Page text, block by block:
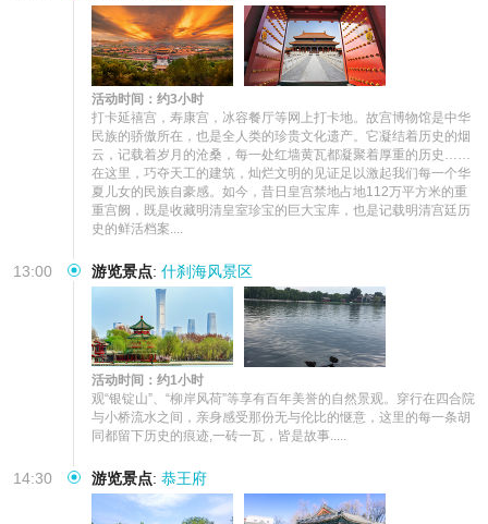
活动时间：约3小时
打卡延禧宫，寿康宫，冰容餐厅等网上打卡地。故宫博物馆是中华
民族的骄傲所在，也是全人类的珍贵文化遗产。它凝结着历史的烟
云，记载着岁月的沧桑，每一处红墙黄瓦都凝聚着厚重的历史……
在这里，巧夺天工的建筑，灿烂文明的见证足以激起我们每一个华
夏儿女的民族自豪感。如今，昔日皇宫禁地占地112万平方米的重
重宫阙，既是收藏明清皇室珍宝的巨大宝库，也是记载明清宫廷历
史的鲜活档案....
13:00 游览景点: 什刹海风景区
活动时间：约1小时
观“银锭山”、“柳岸风荷”等享有百年美誉的自然景观。穿行在四合院
与小桥流水之间，亲身感受那份无与伦比的惬意，这里的每一条胡
同都留下历史的痕迹,一砖一瓦，皆是故事.....
14:30 游览景点: 恭王府